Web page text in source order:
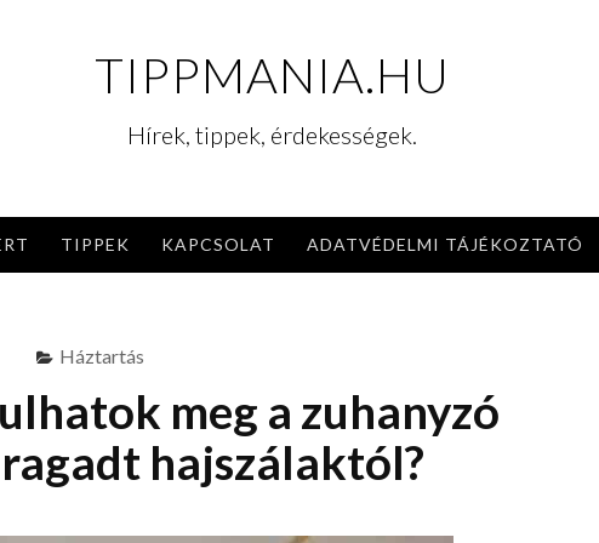
TIPPMANIA.HU
Hírek, tippek, érdekességek.
TIPPEK KAPCSOLAT ADATVÉDELMI TÁJÉKOZTATÓ
Háztartás
meg a zuhanyzó
hajszálaktól?